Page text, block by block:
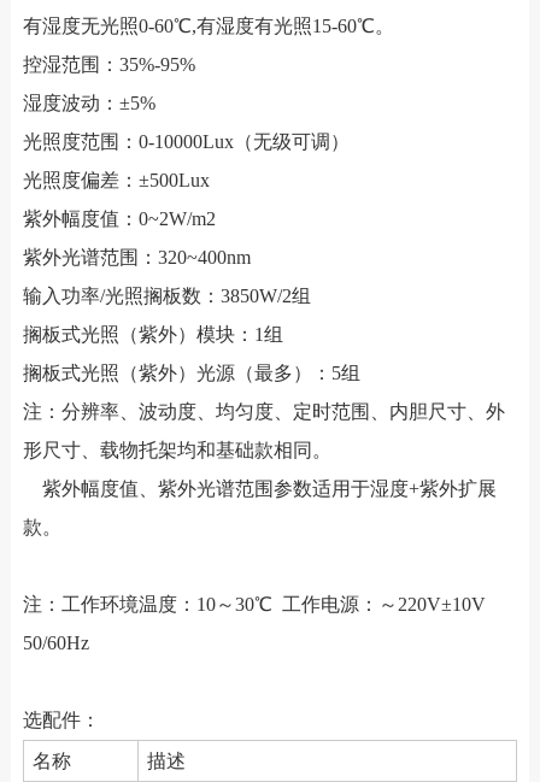
有湿度无光照0-60℃,有湿度有光照15-60℃。
控湿范围：35%-95%
湿度波动：±5%
光照度范围：0-10000Lux（无级可调）
光照度偏差：±500Lux
紫外幅度值：0~2W/m2
紫外光谱范围：320~400nm
输入功率/光照搁板数：3850W/2组
搁板式光照（紫外）模块：1组
搁板式光照（紫外）光源（最多）：5组
注：分辨率、波动度、均匀度、定时范围、内胆尺寸、外
形尺寸、载物托架均和基础款相同。
紫外幅度值、紫外光谱范围参数适用于湿度+紫外扩展
款。
注：工作环境温度：10～30℃ 工作电源：～220V±10V
50/60Hz
选配件：
名称
描述